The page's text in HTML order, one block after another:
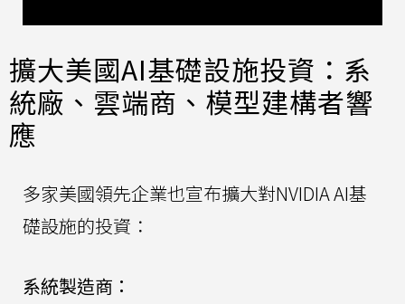
擴大美國AI基礎設施投資：系
統廠、雲端商、模型建構者響
應
多家美國領先企業也宣布擴大對NVIDIA AI基
礎設施的投資：
系統製造商：